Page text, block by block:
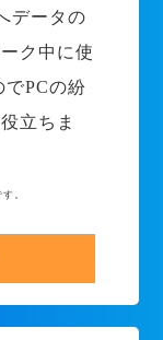
データの
ク中に使
でPCの紛
立ちま
。